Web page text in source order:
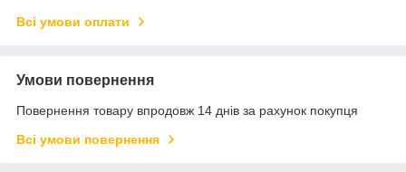
Всі умови оплати
Умови повернення
Повернення товару впродовж 14 днів за рахунок покупця
Всі умови повернення